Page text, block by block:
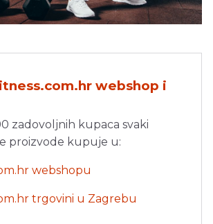
webshop i
zadovoljnih kupaca svaki
proizvode kupuje u:
webshopu
trgovini u Zagrebu